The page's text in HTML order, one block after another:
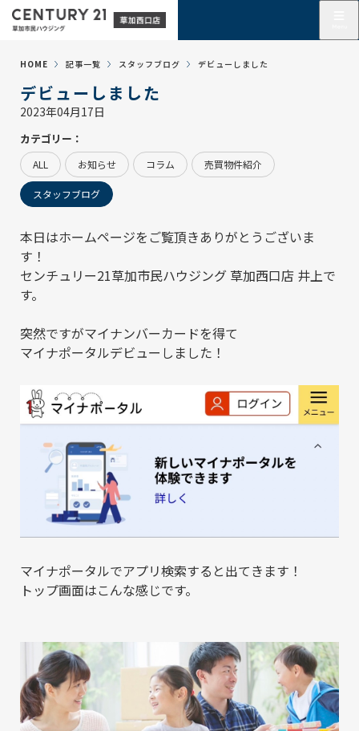
HOME 記事一覧 スタッフブログ デビューしました
デビューしました
2023年04月17日
カテゴリー：
ALL お知らせ コラム 売買物件紹介
スタッフブログ
本日はホームページをご覧頂きありがとうございま
す！
センチュリー21草加市民ハウジング 草加西口店 井上で
す。
突然ですがマイナンバーカードを得て
マイナポータルデビューしました！
マイナポータルでアプリ検索すると出てきます！
トップ画面はこんな感じです。